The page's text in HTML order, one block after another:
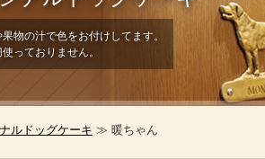
物の汁で色をお付けしてます。
っておりません。
ルドッグケーキ ≫ 暖ちゃん